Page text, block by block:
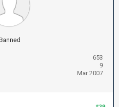
653
9
Mar 2007